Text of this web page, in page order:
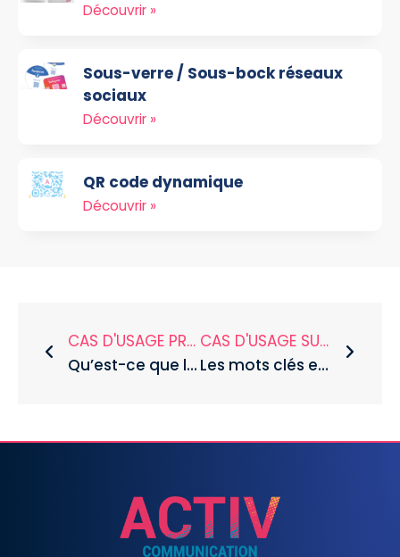
Découvrir »
Sous-verre / Sous-bock réseaux
sociaux
Découvrir »
QR code dynamique
Découvrir »
CAS D'USAGE PRÉCÉDENT
Qu’est-ce que le balisage des titres sur un site ?
CAS D'USAGE SUIVANT
Les mots clés en SEO